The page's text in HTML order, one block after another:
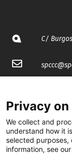
C/
spccc@
Privacy
We collect and
understand how it
selected purposes,
information, see